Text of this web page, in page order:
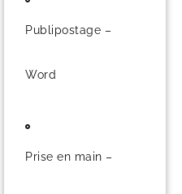
Publipostage –
Word
Prise en main –